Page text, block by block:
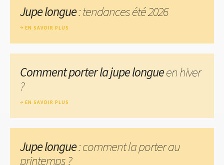
Jupe longue: tendances été 2026
EN SAVOIR PLUS
Comment porter la jupe longueen hiver
?
EN SAVOIR PLUS
Jupe longue: comment la porter au
printemps ?